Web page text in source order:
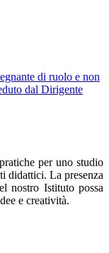
di ruolo e non
dal Dirigente
per uno studio
didattici. La presenza
nostro Istituto possa
e creatività.